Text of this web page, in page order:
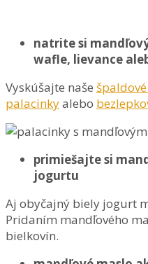
natrite si
wafle, lievance
Vyskúšajte naše
palacinkyalebo
primiešajte si
jogurtu
Aj obyčajný biely jogurt
Pridaním mandľového
bielkovín.